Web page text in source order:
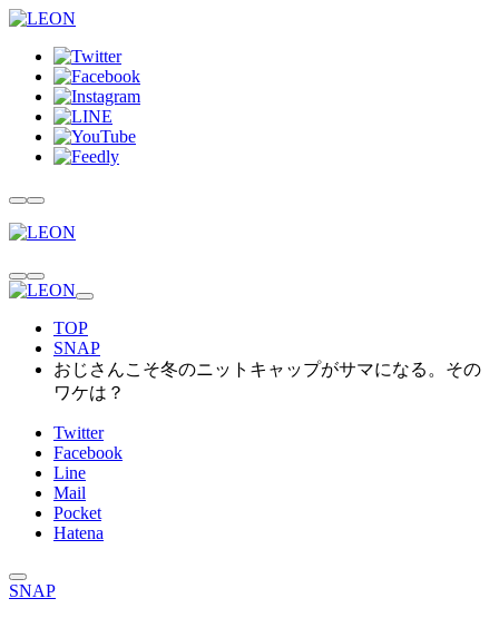
TOP
SNAP
おじさんこそ冬のニットキャップがサマになる。その
ワケは？
Twitter
Facebook
Line
Mail
Pocket
Hatena
SNAP